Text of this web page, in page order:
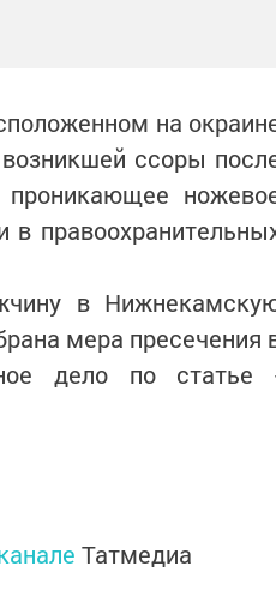
на
ссоры
проникающее
в
в
мера пресечения
дело по статье
Татмедиа